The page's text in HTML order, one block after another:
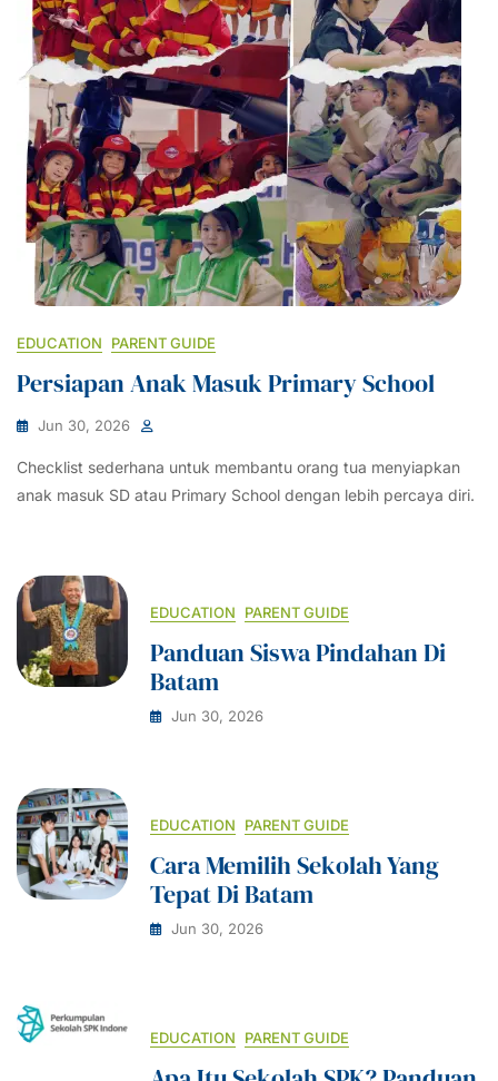
EDUCATION PARENT GUIDE
Persiapan Anak Masuk Primary School
Jun 30, 2026
Checklist sederhana untuk membantu orang tua menyiapkan
anak masuk SD atau Primary School dengan lebih percaya diri.
EDUCATION PARENT GUIDE
Panduan Siswa Pindahan Di
Batam
Jun 30, 2026
EDUCATION PARENT GUIDE
Cara Memilih Sekolah Yang
Tepat Di Batam
Jun 30, 2026
EDUCATION PARENT GUIDE